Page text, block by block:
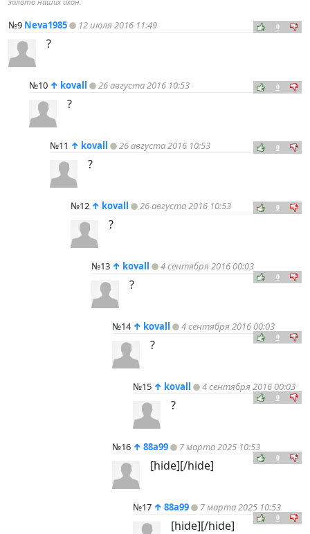
№9 Neva1985 12 июля 2016 11:49 0
?
№10 ↑ kovall 26 августа 2016 10:53 0
?
№11 ↑ kovall 26 августа 2016 10:53 0
?
№12 ↑ kovall 26 августа 2016 10:53 0
?
№13 ↑ kovall 4 сентября 2016 00:03
0
?
№14 ↑ kovall 4 сентября 2016 00:03
0
?
№15 ↑ kovall 4 сентября 2016 00:03
0
?
№16 ↑ 88a99 7 марта 2025 10:53
0
[hide][/hide]
№17 ↑ 88a99 7 марта 2025 10:53
0
[hide][/hide]